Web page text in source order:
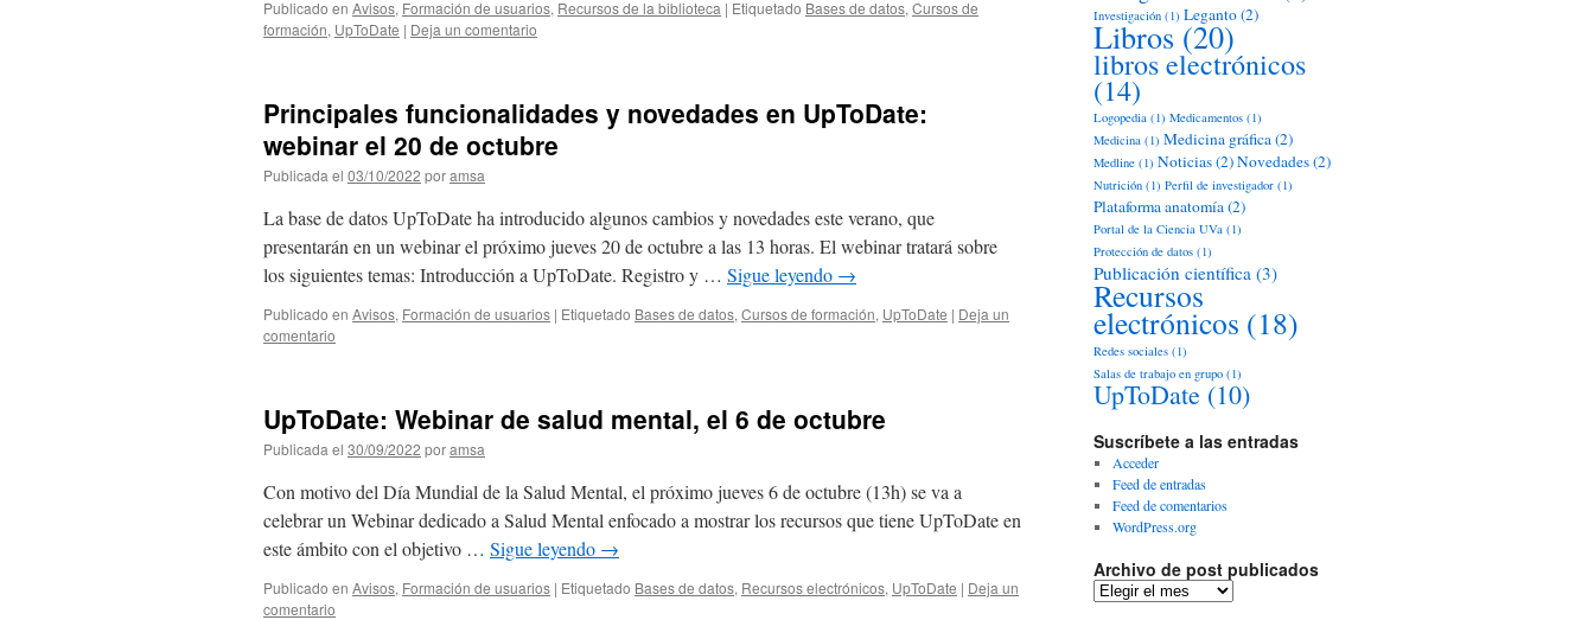
Publicado en Avisos, Formación de usuarios, Recursos de la biblioteca | Etiquetado Bases de datos, Cursos de
formación, UpToDate | Deja un comentario
Principales funcionalidades y novedades en UpToDate:
webinar el 20 de octubre
Publicada el 03/10/2022 poramsa
La base de datos UpToDate ha introducido algunos cambios y novedades este verano, que
presentarán en un webinar el próximo jueves 20 de octubre a las 13 horas. El webinar tratará sobre
los siguientes temas: Introducción a UpToDate. Registro y … Sigue leyendo →
Publicado en Avisos, Formación de usuarios | Etiquetado Bases de datos, Cursos de formación, UpToDate | Deja un
comentario
UpToDate: Webinar de salud mental, el 6 de octubre
Publicada el 30/09/2022 poramsa
Con motivo del Día Mundial de la Salud Mental, el próximo jueves 6 de octubre (13h) se va a
celebrar un Webinar dedicado a Salud Mental enfocado a mostrar los recursos que tiene UpToDate en
este ámbito con el objetivo … Sigue leyendo →
Publicado en Avisos, Formación de usuarios | Etiquetado Bases de datos, Recursos electrónicos, UpToDate | Deja un
comentario
Investigación (1) Leganto(2)
Libros(20)
libros electrónicos
(14)
Logopedia (1) Medicamentos (1)
Medicina (1) Medicina gráfica(2)
Medline (1) Noticias(2)Novedades(2)
Nutrición (1) Perfil de investigador (1)
Plataforma anatomía(2)
Portal de la Ciencia UVa (1)
Protección de datos (1)
Publicación científica (3)
Recursos
electrónicos (18)
Redes sociales (1)
Salas de trabajo en grupo (1)
UpToDate (10)
Suscríbete a las entradas
Acceder
Feed de entradas
Feed de comentarios
WordPress.org
Archivo de post publicados
Archivo